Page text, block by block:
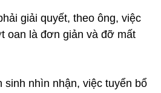
giải quyết, theo ông, việc
oan là đơn giản và đỡ mất
sinh nhìn nhận, việc tuyển bổ